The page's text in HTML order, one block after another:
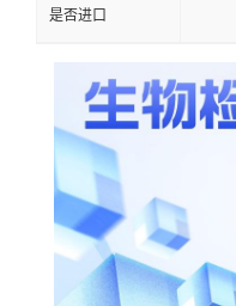
是否进口